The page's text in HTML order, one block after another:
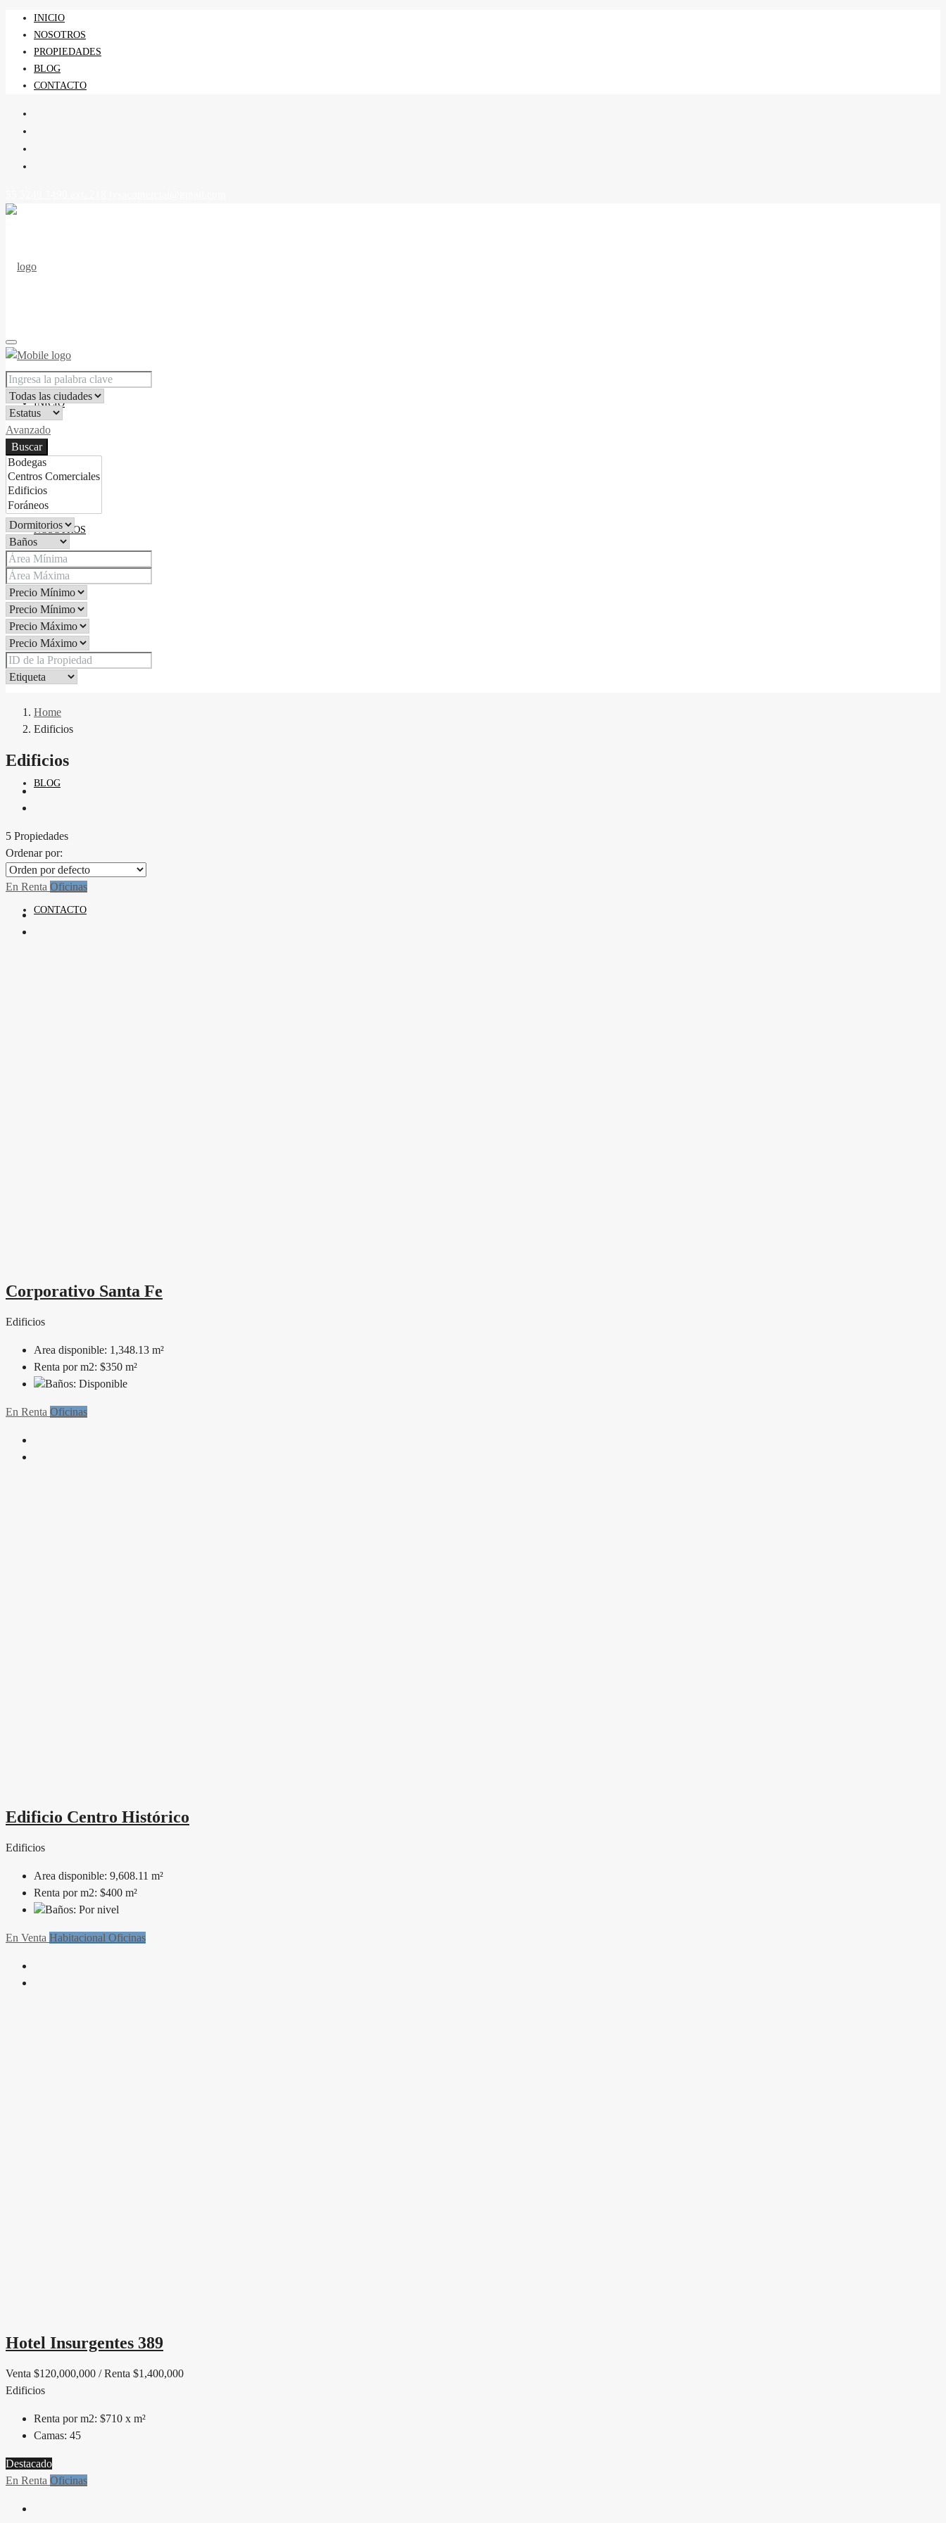
INICIO
NOSOTROS
PROPIEDADES
BLOG
CONTACTO
INICIO
NOSOTROS
PROPIEDADES
BLOG
CONTACTO
Avanzado
Buscar
Home
Edificios
Edificios
5 Propiedades
Ordenar por:
En Renta Oficinas
Corporativo Santa Fe
Edificios
Area disponible: 1,348.13 m²
Renta por m2: $350 m²
Baños: Disponible
En Renta Oficinas
Edificio Centro Histórico
Edificios
Area disponible: 9,608.11 m²
Renta por m2: $400 m²
Baños: Por nivel
En Venta Habitacional Oficinas
Hotel Insurgentes 389
Venta $120,000,000 / Renta $1,400,000
Edificios
Renta por m2: $710 x m²
Camas: 45
Destacado
En Renta Oficinas